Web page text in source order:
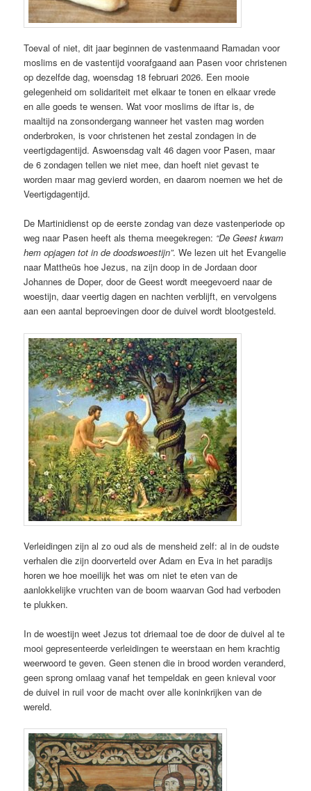
Toeval of niet, dit jaar beginnen de vastenmaand Ramadan voor
moslims en de vastentijd voorafgaand aan Pasen voor christenen
op dezelfde dag, woensdag 18 februari 2026. Een mooie
gelegenheid om solidariteit met elkaar te tonen en elkaar vrede
en alle goeds te wensen. Wat voor moslims de iftar is, de
maaltijd na zonsondergang wanneer het vasten mag worden
onderbroken, is voor christenen het zestal zondagen in de
veertigdagentijd. Aswoensdag valt 46 dagen voor Pasen, maar
de 6 zondagen tellen we niet mee, dan hoeft niet gevast te
worden maar mag gevierd worden, en daarom noemen we het de
Veertigdagentijd.
De Martinidienst op de eerste zondag van deze vastenperiode op
weg naar Pasen heeft als thema meegekregen: “De Geest kwam
hem opjagen tot in de doodswoestijn”. We lezen uit het Evangelie
naar Mattheüs hoe Jezus, na zijn doop in de Jordaan door
Johannes de Doper, door de Geest wordt meegevoerd naar de
woestijn, daar veertig dagen en nachten verblijft, en vervolgens
aan een aantal beproevingen door de duivel wordt blootgesteld.
Verleidingen zijn al zo oud als de mensheid zelf: al in de oudste
verhalen die zijn doorverteld over Adam en Eva in het paradijs
horen we hoe moeilijk het was om niet te eten van de
aanlokkelijke vruchten van de boom waarvan God had verboden
te plukken.
In de woestijn weet Jezus tot driemaal toe de door de duivel al te
mooi gepresenteerde verleidingen te weerstaan en hem krachtig
weerwoord te geven. Geen stenen die in brood worden veranderd,
geen sprong omlaag vanaf het tempeldak en geen knieval voor
de duivel in ruil voor de macht over alle koninkrijken van de
wereld.